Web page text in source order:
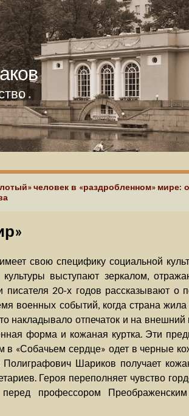
человек в «раздробленном» мире:
свою специфику социальной
выступают зеркалом,
писателя 20-х годов рассказывают о
военных событий, когда страна жила
накладывало отпечаток и на внешний
форма и кожаная куртка. Эти
«Собачьем сердце» одет в черные
Шариков получает
Героя переполняет чувство
профессором